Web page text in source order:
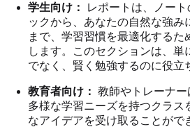
学生向け：
レポートは、ノー
ックから、あなたの自然な強み
まで、学習習慣を最適化する
します。このセクションは、単
でなく、賢く勉強するのに役立
教育者向け： 教師やトレーナー
多様な学習ニーズを持つクラス
なアイデアを受け取ることがで